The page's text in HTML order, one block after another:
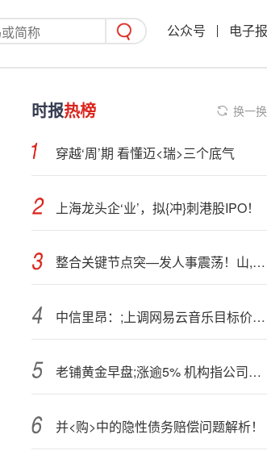
公众号 电子报
时报热榜 换一换
穿越‘周’期 看懂迈<瑞>三个底气
上海龙头企‘业’，拟{冲}刺港股IPO！
整合关键节点突—发人事震荡！山,东钢铁董事长解旗离任，“宝武系”毛展宏接棒，25年上半年已转亏为盈
中信里昂：;上调网易云音乐目标价至310.5港元 维持“跑赢大市”评级
老铺黄金早盘;涨逾5% 机构指公司长期品牌力出海值得期待
并<购>中的隐性债务赔偿问题解析！